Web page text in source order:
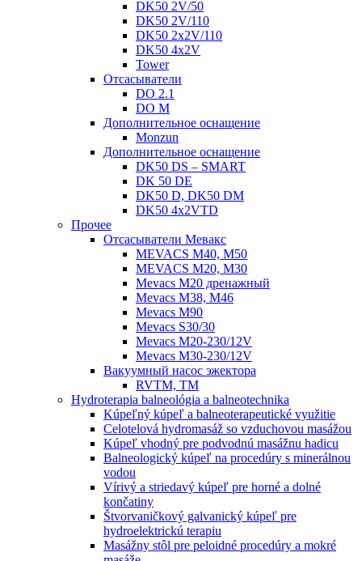
DK50 2V/50
DK50 2V/110
DK50 2x2V/110
DK50 4x2V
Tower
Отсасыватели
DO 2.1
DO M
Дополнительное оснащение
Monzun
Дополнительное оснащение
DK50 DS – SMART
DK 50 DE
DK50 D, DK50 DM
DK50 4x2VTD
Прочеe
Oтсасыватели Мевакс
MEVACS M40, M50
MEVACS M20, M30
Mevacs M20 дренажный
Mevacs M38, M46
Mevacs M90
Mevacs S30/30
Mevacs M20-230/12V
Mevacs M30-230/12V
Вакуумный насос эжектора
RVTM, TM
Hydroterapia balneológia a balneotechnika
Kúpeľný kúpeľ a balneoterapeutické využitie
Celotelová hydromasáž so vzduchovou masážou
Kúpeľ vhodný pre podvodnú masážnu hadicu
Balneologický kúpeľ na procedúry s minerálnou
vodou
Vírivý a striedavý kúpeľ pre horné a dolné
končatiny
Štvorvaničkový galvanický kúpeľ pre
hydroelektrickú terapiu
Masážny stôl pre peloidné procedúry a mokré